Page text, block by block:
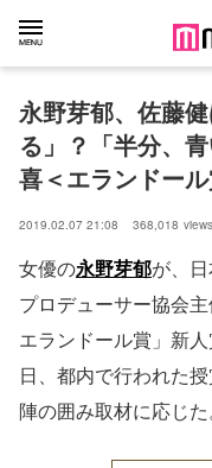
永野芽郁、佐藤
る」？「半分、
喜＜エランドール
2019.02.07 21:08 368,018 views
女優の永野芽郁が、
プロデューサー協会
エランドール賞」新
日、都内で行われた
陣の囲み取材に応じた